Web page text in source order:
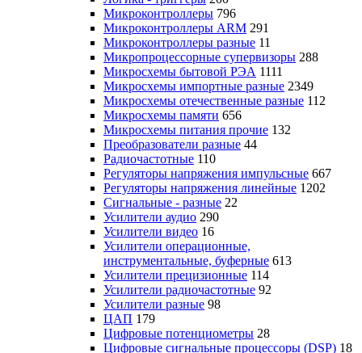
Микроконтроллеры 796
Микроконтроллеры ARM 291
Микроконтроллеры разные 11
Микропроцессорные супервизоры 288
Микросхемы бытовой РЭА 1111
Микросхемы импортные разные 2349
Микросхемы отечественные разные 112
Микросхемы памяти 656
Микросхемы питания прочие 132
Преобразователи разные 44
Радиочастотные 110
Регуляторы напряжения импульсные 667
Регуляторы напряжения линейные 1202
Сигнальные - разные 22
Усилители аудио 290
Усилители видео 16
Усилители операционные,
инструментальные, буферные 613
Усилители прецизионные 114
Усилители радиочастотные 92
Усилители разные 98
ЦАП 179
Цифровые потенциометры 28
Цифровые сигнальные процессоры (DSP) 18